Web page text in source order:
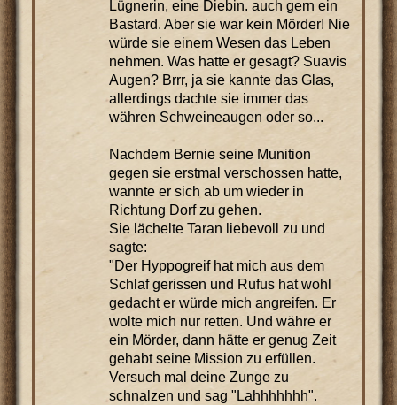
Lügnerin, eine Diebin. auch gern ein
Bastard. Aber sie war kein Mörder! Nie
würde sie einem Wesen das Leben
nehmen. Was hatte er gesagt? Suavis
Augen? Brrr, ja sie kannte das Glas,
allerdings dachte sie immer das
währen Schweineaugen oder so...
Nachdem Bernie seine Munition
gegen sie erstmal verschossen hatte,
wannte er sich ab um wieder in
Richtung Dorf zu gehen.
Sie lächelte Taran liebevoll zu und
sagte:
"Der Hyppogreif hat mich aus dem
Schlaf gerissen und Rufus hat wohl
gedacht er würde mich angreifen. Er
wolte mich nur retten. Und währe er
ein Mörder, dann hätte er genug Zeit
gehabt seine Mission zu erfüllen.
Versuch mal deine Zunge zu
schnalzen und sag "Lahhhhhhh".